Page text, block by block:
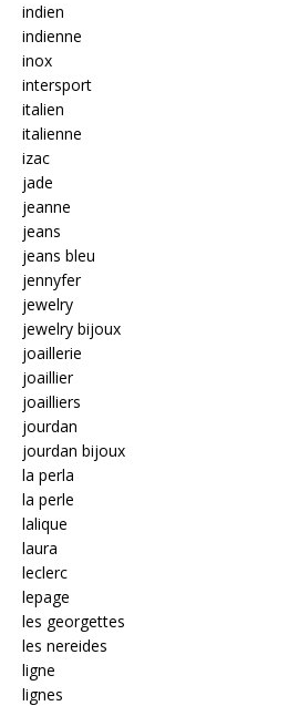
indien
indienne
inox
intersport
italien
italienne
izac
jade
jeanne
jeans
jeans bleu
jennyfer
jewelry
jewelry bijoux
joaillerie
joaillier
joailliers
jourdan
jourdan bijoux
la perla
la perle
lalique
laura
leclerc
lepage
les georgettes
les nereides
ligne
lignes